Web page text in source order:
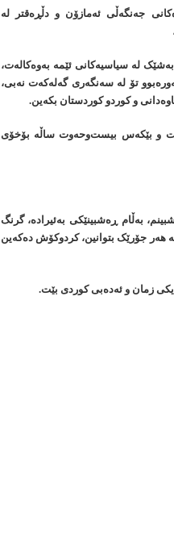
جەنگەڵی ئەمازۆن و دڵڕەقتر لە
لە سیاسیەکانی ئێمە بەوەکالەت،
تۆ لە سەنگەری گەلەکەت نەبی،
و کوردو کوردستان بکەین.
و بێکەس بیست‌وحەوت ساڵە بۆخۆی
بەڵام ڕەشبینێکی بەئیرادە، گرنگ
هەر جۆرێک بتوانین، کردوکۆش دەکەین
زمان و ئەدەبی کوردی بێت.